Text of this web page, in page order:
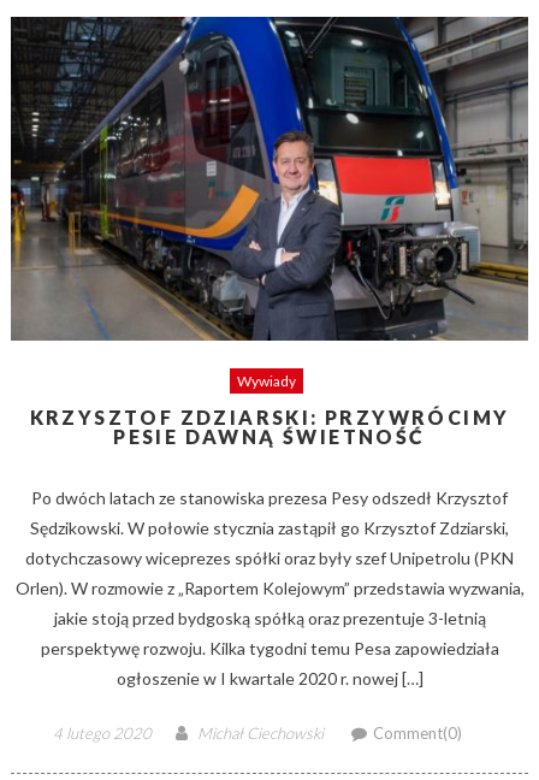
Wywiady
KRZYSZTOF ZDZIARSKI: PRZYWRÓCIMY
PESIE DAWNĄ ŚWIETNOŚĆ
Po dwóch latach ze stanowiska prezesa Pesy odszedł Krzysztof
Sędzikowski. W połowie stycznia zastąpił go Krzysztof Zdziarski,
dotychczasowy wiceprezes spółki oraz były szef Unipetrolu (PKN
Orlen). W rozmowie z „Raportem Kolejowym” przedstawia wyzwania,
jakie stoją przed bydgoską spółką oraz prezentuje 3-letnią
perspektywę rozwoju. Kilka tygodni temu Pesa zapowiedziała
ogłoszenie w I kwartale 2020 r. nowej […]
Posted
4 lutego 2020 Author
Michał Ciechowski Comment(0)